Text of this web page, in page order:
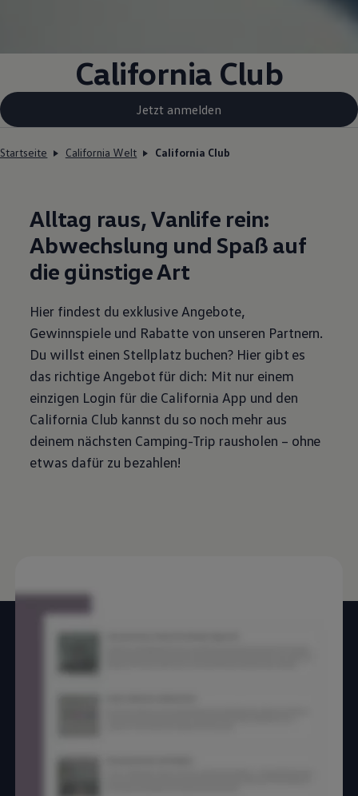
California Club
Jetzt anmelden
Startseite California Welt California Club
Alltag raus, Vanlife rein:
Abwechslung und Spaß auf
die günstige Art
Hier findest du exklusive Angebote,
Gewinnspiele und Rabatte von unseren Partnern.
Du willst einen Stellplatz buchen? Hier gibt es
das richtige Angebot für dich: Mit nur einem
einzigen Login für die California App und den
California Club kannst du so noch mehr aus
deinem nächsten Camping-Trip rausholen – ohne
etwas dafür zu bezahlen!